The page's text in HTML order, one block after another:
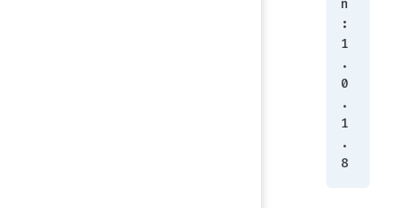
n
:
1
.
0
.
1
.
8